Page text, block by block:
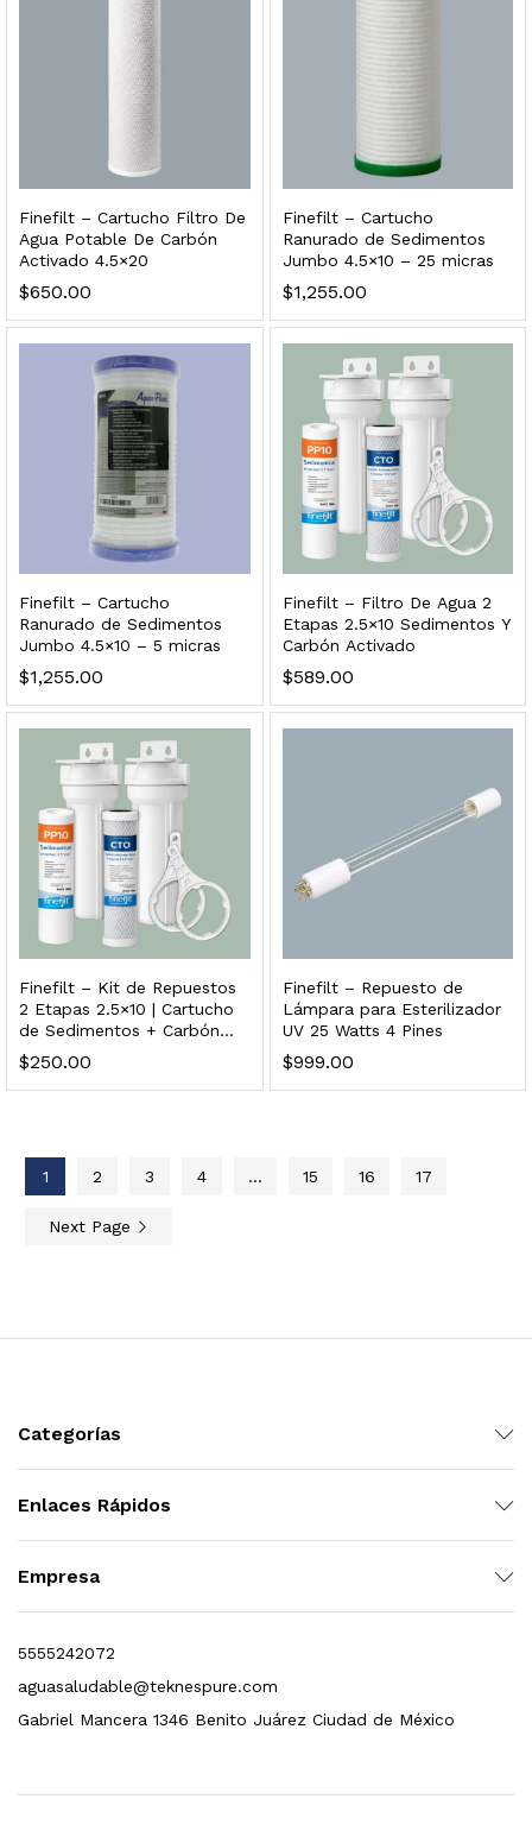
Finefilt – Cartucho Filtro De
Agua Potable De Carbón
Activado 4.5×20
$650.00
Finefilt – Cartucho
Ranurado de Sedimentos
Jumbo 4.5×10 – 25 micras
$1,255.00
Finefilt – Cartucho
Ranurado de Sedimentos
Jumbo 4.5×10 – 5 micras
$1,255.00
Finefilt – Filtro De Agua 2
Etapas 2.5×10 Sedimentos Y
Carbón Activado
$589.00
Finefilt – Kit de Repuestos
2 Etapas 2.5×10 | Cartucho
de Sedimentos + Carbón
Activado en Bloque
$250.00
Finefilt – Repuesto de
Lámpara para Esterilizador
UV 25 Watts 4 Pines
$999.00
1 2 3 4 … 15 16 17
Next Page
Categorías
Enlaces Rápidos
Empresa
5555242072
aguasaludable@teknespure.com
Gabriel Mancera 1346 Benito Juárez Ciudad de México
Cafetera (Cartucho de Repuesto)
2,899.00
de Agua | Repuesto (con Polifosfatos)
3,699.00
al carrito
SS304 Natural Cepillado | Agua Purificada
al carrito
L/h, con filtración Welltek WT-WFS600-4S